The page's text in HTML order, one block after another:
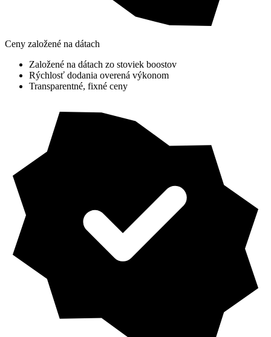
Ceny založené na dátach
Založené na dátach zo stoviek boostov
Rýchlosť dodania overená výkonom
Transparentné, fixné ceny